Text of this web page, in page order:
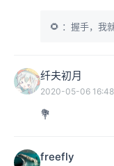
🌻 ：握手，我
纤夫初月
2020-05-06
💐
freefly